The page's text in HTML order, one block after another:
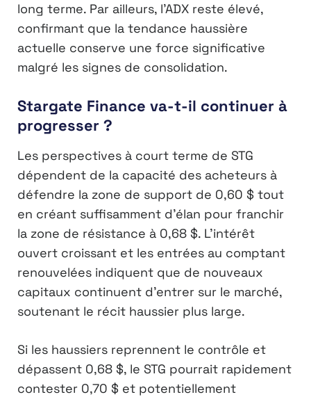
long terme. Par ailleurs, l’ADX reste élevé,
confirmant que la tendance haussière
actuelle conserve une force significative
malgré les signes de consolidation.
Stargate Finance va-t-il continuer à
progresser ?
Les perspectives à court terme de STG
dépendent de la capacité des acheteurs à
défendre la zone de support de 0,60 $ tout
en créant suffisamment d’élan pour franchir
la zone de résistance à 0,68 $. L’intérêt
ouvert croissant et les entrées au comptant
renouvelées indiquent que de nouveaux
capitaux continuent d’entrer sur le marché,
soutenant le récit haussier plus large.
Si les haussiers reprennent le contrôle et
dépassent 0,68 $, le STG pourrait rapidement
contester 0,70 $ et potentiellement